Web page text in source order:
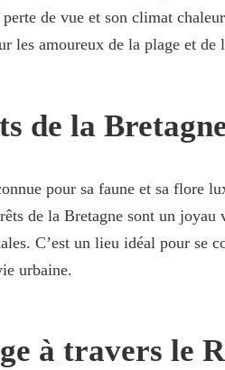
perte de vue et son climat
les amoureux de la plage et de
de la
pour sa faune et sa flore
de la Bretagne sont un joyau
C’est un lieu idéal pour se
urbaine.
à travers le